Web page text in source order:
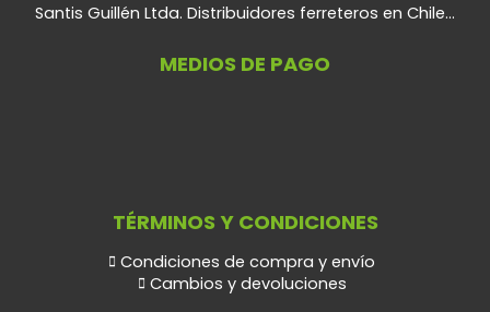
Santis Guillén Ltda. Distribuidores ferreteros en Chile...
MEDIOS DE PAGO
TÉRMINOS Y CONDICIONES
Condiciones de compra y envío
Cambios y devoluciones